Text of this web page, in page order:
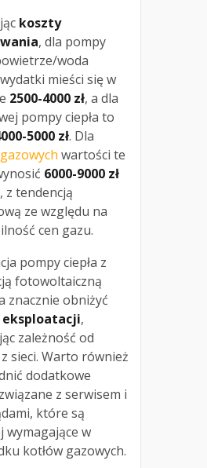
koszty
, dla pompy
woda
mieści się w
2500-4000 zł, a dla
pompy ciepła to
5000 zł. Dla
wartości te
6000-9000 zł
z tendencją
ze względu na
cen gazu.
pompy ciepła z
fotowoltaiczną
znacznie obniżyć
,
zależność od
sieci. Warto również
dodatkowe
z serwisem i
które są
wymagające w
kotłów gazowych.